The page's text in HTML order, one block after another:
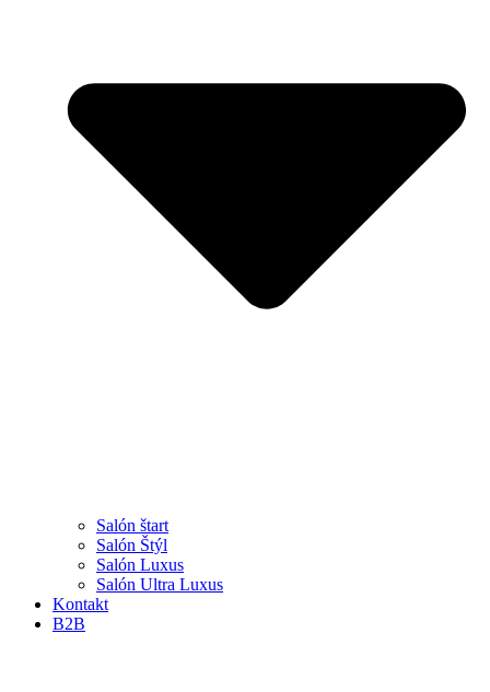
Salón štart
Salón Štýl
Salón Luxus
Salón Ultra Luxus
Kontakt
B2B